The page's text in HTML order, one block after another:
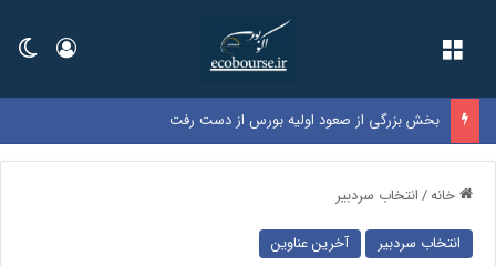
ورود
بخش بزرگی از صعود اولیه بورس از دست رفت
خانه/انتخاب سردبیر
انتخاب سردبیر آخرین عناوین